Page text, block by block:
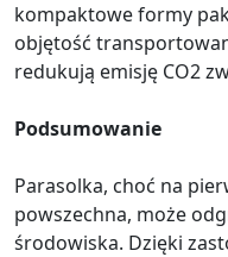
kompaktowe formy
objętość
redukują emisję CO2
Podsumowanie
Parasolka, choć na
powszechna, może
środowiska. Dzięki